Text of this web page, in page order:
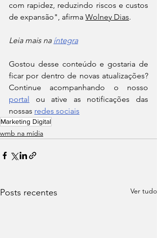
com rapidez, reduzindo riscos e custos
de expansão", afirma Wolney Dias.
Leia mais na íntegra
Gostou desse conteúdo e gostaria de
ficar por dentro de novas atualizações?
portal
ou ative as notificações das
nossas redes sociais
Marketing Digital
wmb na mídia
Posts recentes Ver tudo